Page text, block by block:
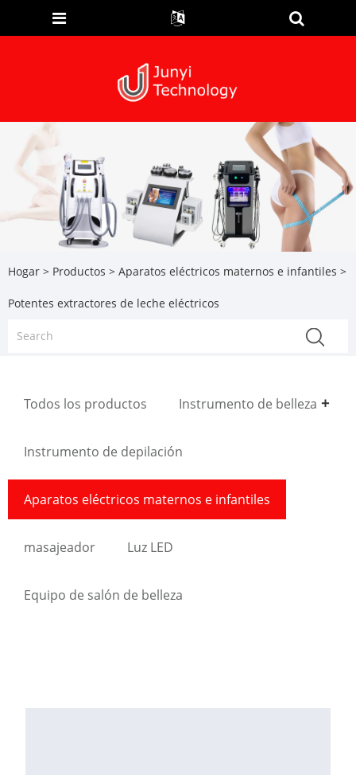
Hogar > Productos > Aparatos eléctricos maternos e infantiles >
Potentes extractores de leche eléctricos
Todos los productos Instrumento de belleza
Instrumento de depilación
Aparatos eléctricos maternos e infantiles
masajeador Luz LED
Equipo de salón de belleza